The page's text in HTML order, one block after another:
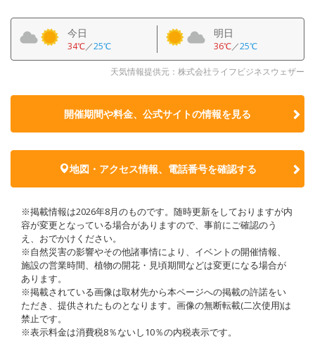
今日
34℃／25℃
明日
36℃／25℃
天気情報提供元：株式会社ライフビジネスウェザー
開催期間や料金、公式サイトの情報を見る
地図・アクセス情報、電話番号を確認する
※掲載情報は2026年8月のものです。随時更新をしておりますが内
容が変更となっている場合がありますので、事前にご確認のう
え、おでかけください。
※自然災害の影響やその他諸事情により、イベントの開催情報、
施設の営業時間、植物の開花・見頃期間などは変更になる場合が
あります。
※掲載されている画像は取材先から本ページへの掲載の許諾をい
ただき、提供されたものとなります。画像の無断転載(二次使用)は
禁止です。
※表示料金は消費税8％ないし10％の内税表示です。